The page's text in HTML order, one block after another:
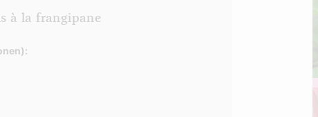
à la frangipane